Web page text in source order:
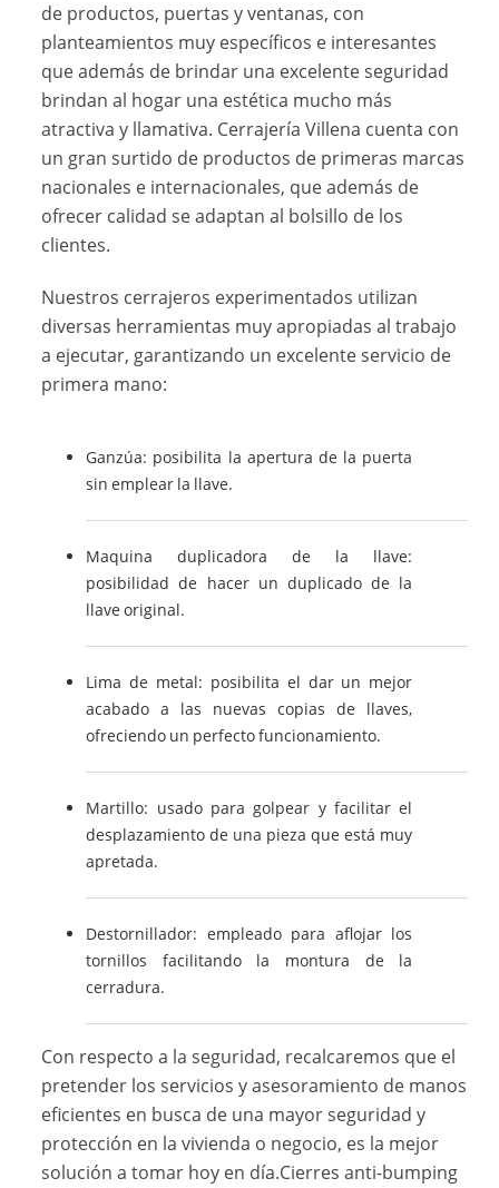
de productos, puertas y ventanas, con
planteamientos muy específicos e interesantes
que además de brindar una excelente seguridad
brindan al hogar una estética mucho más
atractiva y llamativa. Cerrajería Villena cuenta con
un gran surtido de productos de primeras marcas
nacionales e internacionales, que además de
ofrecer calidad se adaptan al bolsillo de los
clientes.
Nuestros cerrajeros experimentados utilizan
diversas herramientas muy apropiadas al trabajo
a ejecutar, garantizando un excelente servicio de
primera mano:
Ganzúa: posibilita la apertura de la puerta
sin emplear la llave.
Maquina duplicadora de la llave:
posibilidad de hacer un duplicado de la
llave original.
Lima de metal: posibilita el dar un mejor
acabado a las nuevas copias de llaves,
ofreciendo un perfecto funcionamiento.
Martillo: usado para golpear y facilitar el
desplazamiento de una pieza que está muy
apretada.
Destornillador: empleado para aflojar los
tornillos facilitando la montura de la
cerradura.
Con respecto a la seguridad, recalcaremos que el
pretender los servicios y asesoramiento de manos
eficientes en busca de una mayor seguridad y
protección en la vivienda o negocio, es la mejor
solución a tomar hoy en día.Cierres anti-bumping